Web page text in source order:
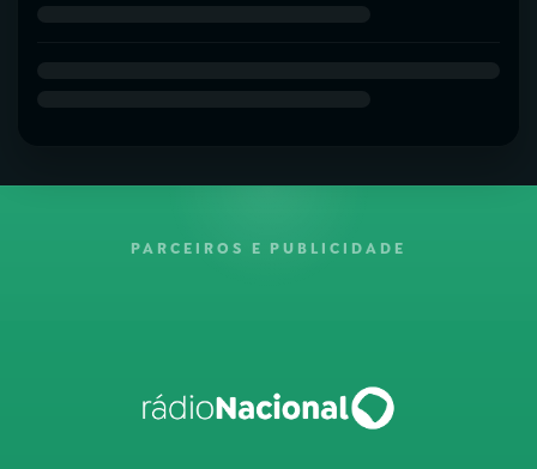
PARCEIROS E PUBLICIDADE